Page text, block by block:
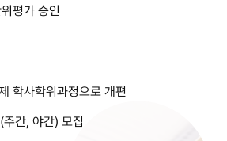
평가 승인
학사학위과정으로 개편
간, 야간) 모집